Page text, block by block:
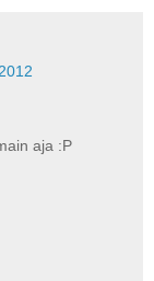
aja :P